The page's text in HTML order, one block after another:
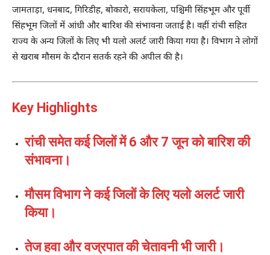
जामताड़ा, धनबाद, गिरिडीह, बोकारो, सरायकेला, पश्चिमी सिंहभूम और पूर्वी
सिंहभूम जिलों में आंधी और बारिश की संभावना जताई है। वहीं रांची सहित
राज्य के अन्य जिलों के लिए भी यलो अलर्ट जारी किया गया है। विभाग ने लोगों
से खराब मौसम के दौरान सतर्क रहने की अपील की है।
Key Highlights
रांची समेत कई जिलों में 6 और 7 जून को बारिश की
संभावना।
मौसम विभाग ने कई जिलों के लिए यलो अलर्ट जारी
किया।
तेज हवा और वज्रपात की चेतावनी भी जारी।